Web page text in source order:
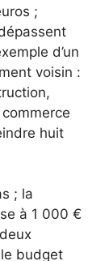
;
d’un
voisin :
huit
; la
à 1 000 €
budget